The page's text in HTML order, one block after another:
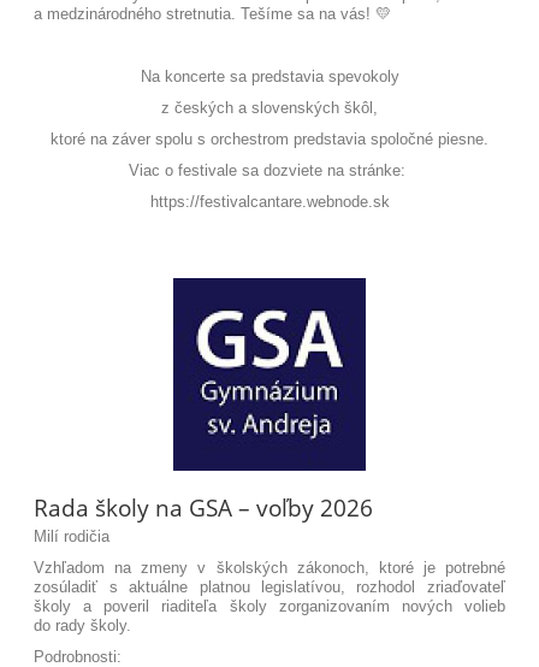
a medzinárodného stretnutia. Tešíme sa na vás! 💛
Na koncerte sa predstavia spevokoly
z českých a slovenských škôl,
ktoré na záver spolu s orchestrom predstavia spoločné piesne.
Viac o festivale sa dozviete na stránke:
https://festivalcantare.webnode.sk
Rada školy na GSA – voľby 2026
Milí rodičia
Vzhľadom na zmeny v školských zákonoch, ktoré je potrebné
zosúladiť s aktuálne platnou legislatívou, rozhodol zriaďovateľ
školy a poveril riaditeľa školy zorganizovaním nových volieb
do rady školy.
Podrobnosti: